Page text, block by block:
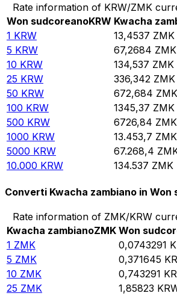
Rate information of KRW/ZMK
Won sudcoreanoKRW Kwacha
1 KRW 13,4537 ZMK
5 KRW 67,2684 ZMK
10 KRW 134,537 ZMK
25 KRW 336,342 ZMK
50 KRW 672,684 ZMK
100 KRW 1345,37 ZMK
500 KRW 6726,84 ZMK
1000 KRW 13.453,7 ZMK
5000 KRW 67.268,4
10.000 KRW 134.537 ZMK
Converti Kwacha zambiano in Won
Rate information of ZMK/KRW
Kwacha zambianoZMK Won
1 ZMK 0,0743291
5 ZMK 0,371645
10 ZMK 0,743291
25 ZMK 1,85823